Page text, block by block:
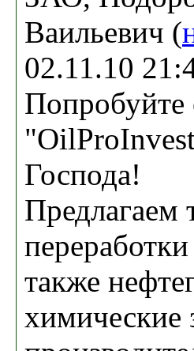
Ваильевич (
02.11.10
Попробуйте
Господа!
Предлагаем
также
химические